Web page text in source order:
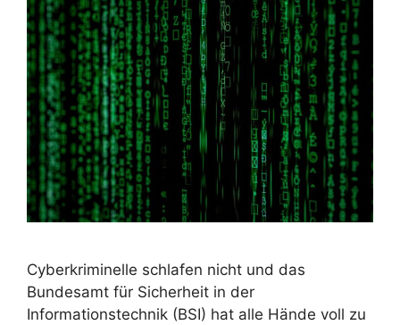
Cyberkriminelle schlafen nicht und das
Bundesamt für Sicherheit in der
Informationstechnik (BSI) hat alle Hände voll zu